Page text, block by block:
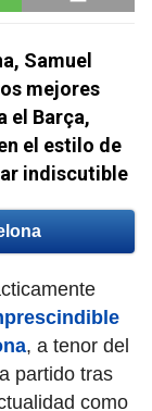
Samuel
mejores
el Barça,
el estilo de
indiscutible
, a tenor del
partido tras
como